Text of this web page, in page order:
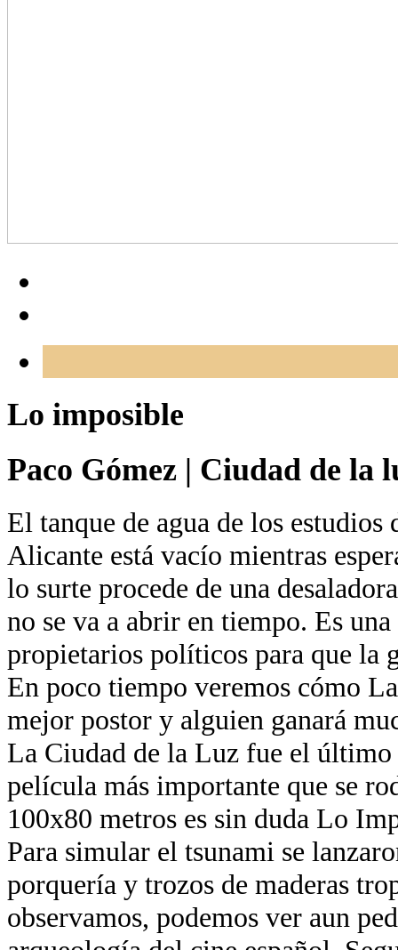
Lo imposible
Paco Gómez | Ciudad de la
El tanque de agua de los
Alicante está vacío mientras
lo surte procede de una
no se va a abrir en tiempo. Es
propietarios políticos para que la
En poco tiempo veremos cómo
mejor postor y alguien ganará
La Ciudad de la Luz fue el
película más importante que se
100x80 metros es sin duda Lo
Para simular el tsunami se
porquería y trozos de maderas
observamos, podemos ver aun